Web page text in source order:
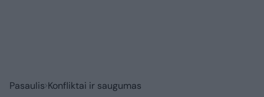
Pasaulis Konfliktai ir saugumas